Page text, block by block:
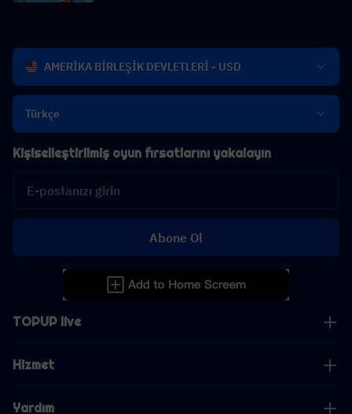
AMERİKA BİRLEŞİK DEVLETLERİ - USD
Türkçe
TOPUP live
Hizmet
Yardım
Kişiselleştirilmiş oyun fırsatlarını yakalayın
Abone Ol